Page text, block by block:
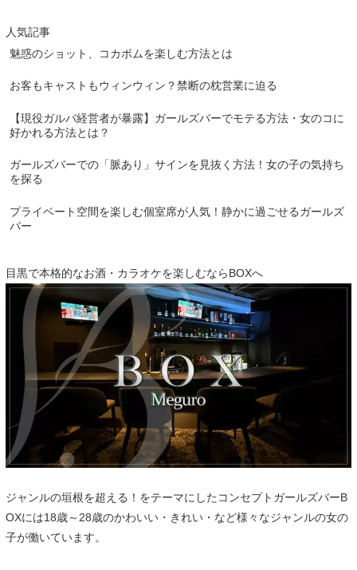
人気記事
魅惑のショット、コカボムを楽しむ方法とは
お客もキャストもウィンウィン？禁断の枕営業に迫る
【現役ガルバ経営者が暴露】ガールズバーでモテる方法・女のコに
好かれる方法とは？
ガールズバーでの「脈あり」サインを見抜く方法！女の子の気持ち
を探る
プライベート空間を楽しむ個室席が人気！静かに過ごせるガールズ
バー
目黒で本格的なお酒・カラオケを楽しむならBOXへ
ジャンルの垣根を超える！をテーマにしたコンセプトガールズバーB
OXには18歳～28歳のかわいい・きれい・など様々なジャンルの女の
子が働いています。